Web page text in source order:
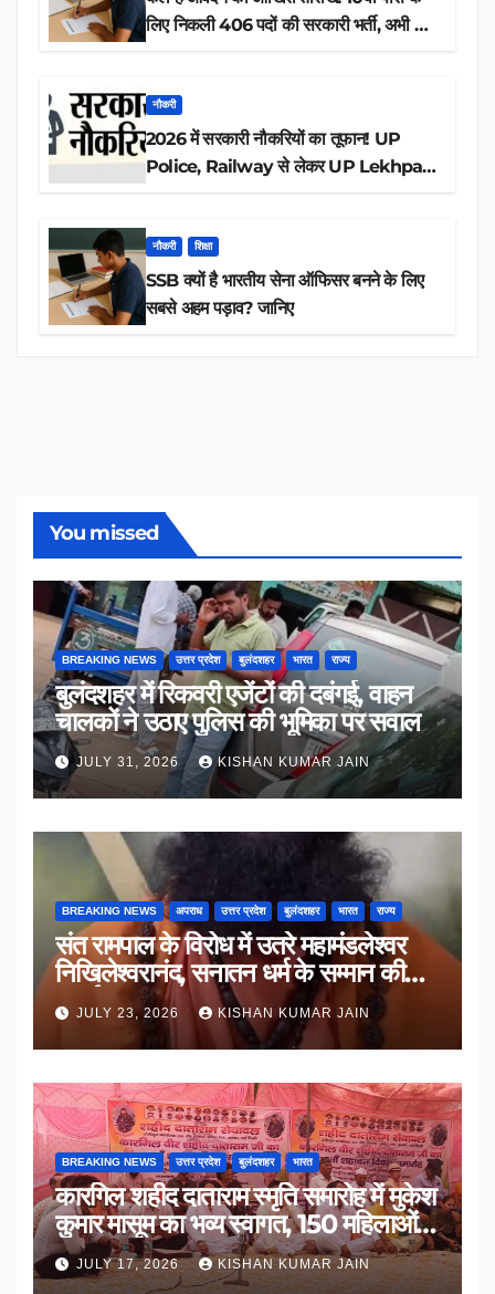
लिए निकली 406 पदों की सरकारी भर्ती, अभी करें
नौकरी
2026 में सरकारी नौकरियों का तूफान! UP
Police, Railway से लेकर UP Lekhpal
नौकरी शिक्षा
SSB क्यों है भारतीय सेना ऑफिसर बनने के लिए
सबसे अहम पड़ाव? जानिए
You missed
BREAKING NEWS उत्तर प्रदेश बुलंदशहर भारत राज्य
बुलंदशहर में रिकवरी एजेंटों की दबंगई, वाहन
चालकों ने उठाए पुलिस की भूमिका पर सवाल
JULY 31, 2026 KISHAN KUMAR JAIN
BREAKING NEWS अपराध उत्तर प्रदेश बुलंदशहर भारत राज्य
संत रामपाल के विरोध में उतरे महामंडलेश्वर
निखिलेश्वरानंद, सनातन धर्म के सम्मान की
उठाई मांग
JULY 23, 2026 KISHAN KUMAR JAIN
BREAKING NEWS उत्तर प्रदेश बुलंदशहर भारत
कारगिल शहीद दाताराम स्मृति समारोह में मुकेश
कुमार मासूम का भव्य स्वागत, 150 महिलाओं
का सम्मान
JULY 17, 2026 KISHAN KUMAR JAIN